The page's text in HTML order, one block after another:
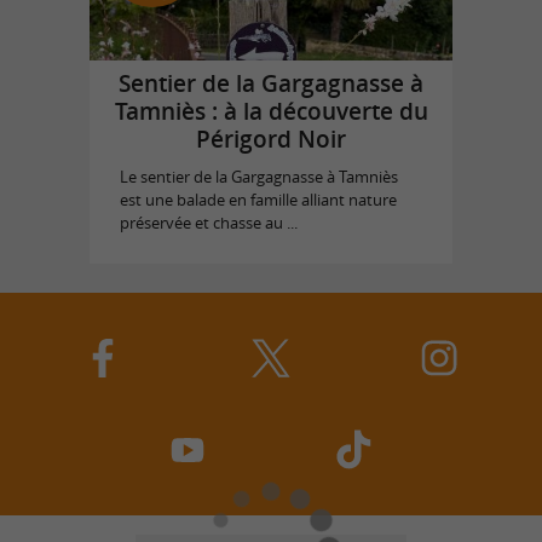
Sentier de la Gargagnasse à
Tamniès : à la découverte du
Périgord Noir
Le sentier de la Gargagnasse à Tamniès
est une balade en famille alliant nature
préservée et chasse au ...